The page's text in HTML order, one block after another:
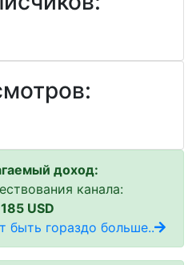
доход:
канала:
USD
гораздо больше..